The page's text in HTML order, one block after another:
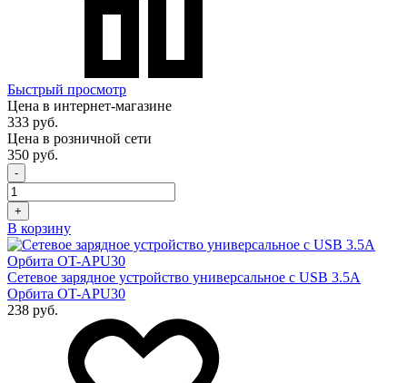
Быстрый просмотр
Цена в интернет-магазине
333 руб.
Цена в розничной сети
350 руб.
-
+
В корзину
Сетевое зарядное устройство универсальное с USB 3.5A
Орбита OT-APU30
238 руб.